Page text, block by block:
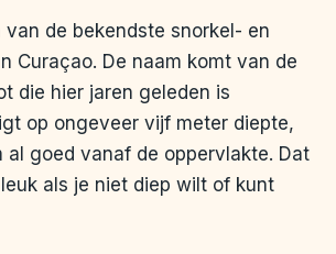
van de bekendste snorkel- en
Curaçao. De naam komt van de
die hier jaren geleden is
op ongeveer vijf meter diepte,
al goed vanaf de oppervlakte. Dat
als je niet diep wilt of kunt